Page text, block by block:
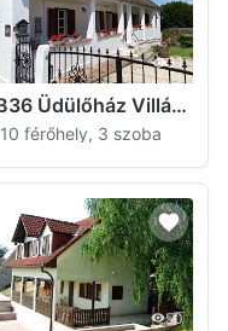
31
VB36 Üdülőház Villány
10 férőhely, 3 szoba
50